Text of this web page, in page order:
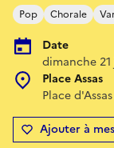
Pop Chorale
Date
dimanche
Place Assas
Place
Ajouter à